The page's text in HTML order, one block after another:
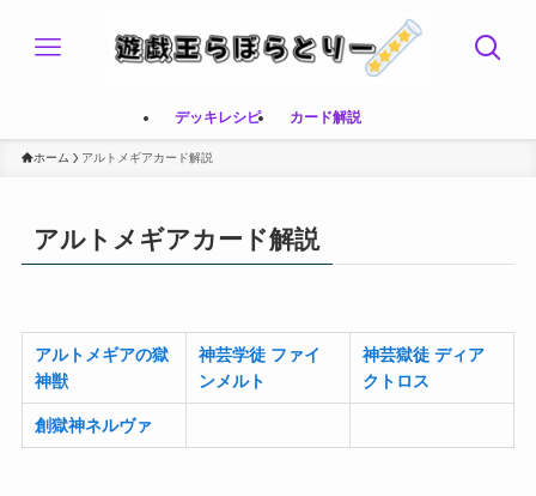
デッキレシピ カード解説
ホーム アルトメギアカード解説
アルトメギアカード解説
アルトメギアの獄
神獣
神芸学徒 ファイ
ンメルト
神芸獄徒 ディア
クトロス
創獄神ネルヴァ